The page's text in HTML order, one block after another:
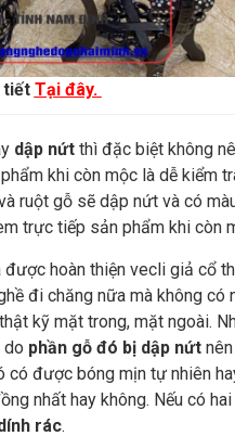
tiết Tại đây.
dập nứt thì đặc biệt không
khi còn mộc là dễ kiểm
ruột gỗ sẽ dập nứt và có
trực tiếp sản phẩm khi còn
được hoàn thiện vecli giả cổ
đi chăng nữa mà không có
kỹ mặt trong, mặt ngoài.
do phần gỗ đó bị dập nứt
có được bóng mịn tự nhiên
nhất hay không. Nếu có hai
rác.